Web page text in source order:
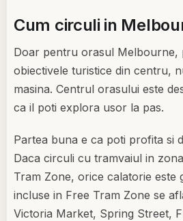
Cum circuli in
Doar pentru orasul Melbourne,
obiectivele turistice din centru,
masina. Centrul orasului este
ca il poti explora usor la pas.
Partea buna e ca poti profita si
Daca circuli cu tramvaiul in
Tram Zone, orice calatorie este
incluse in Free Tram Zone se
Victoria Market, Spring Street,